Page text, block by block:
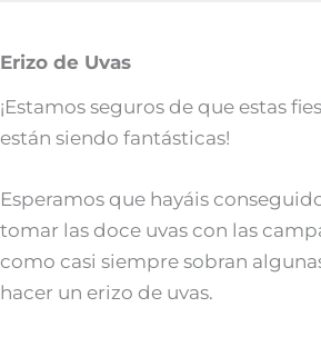
Erizo de Uvas
¡Estamos seguros de que estas
están siendo fantásticas!
Esperamos que hayáis
tomar las doce uvas con las
como casi siempre sobran
hacer un erizo de uvas.